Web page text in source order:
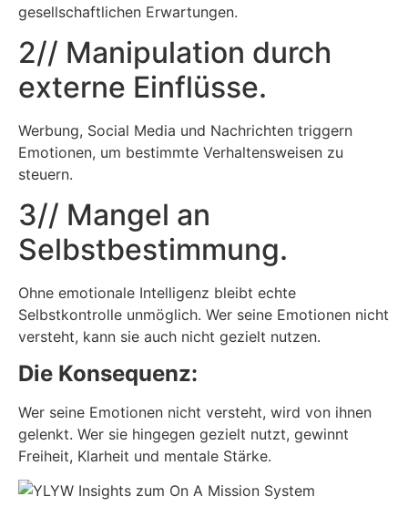
gesellschaftlichen Erwartungen.
2// Manipulation durch
externe Einflüsse.
Werbung, Social Media und Nachrichten triggern
Emotionen, um bestimmte Verhaltensweisen zu
steuern.
3// Mangel an
Selbstbestimmung.
Ohne emotionale Intelligenz bleibt echte
Selbstkontrolle unmöglich. Wer seine Emotionen nicht
versteht, kann sie auch nicht gezielt nutzen.
Die Konsequenz:
Wer seine Emotionen nicht versteht, wird von ihnen
gelenkt. Wer sie hingegen gezielt nutzt, gewinnt
Freiheit, Klarheit und mentale Stärke.